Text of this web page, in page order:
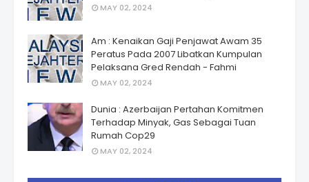
MAY 02, 2024
Am : Kenaikan Gaji Penjawat Awam 35
Peratus Pada 2007 Libatkan Kumpulan
Pelaksana Gred Rendah - Fahmi
MAY 02, 2024
Dunia : Azerbaijan Pertahan Komitmen
Terhadap Minyak, Gas Sebagai Tuan
Rumah Cop29
MAY 02, 2024